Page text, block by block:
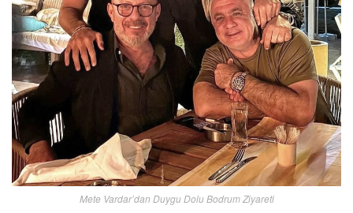
Mete Vardar’dan Duygu Dolu Bodrum Ziyareti